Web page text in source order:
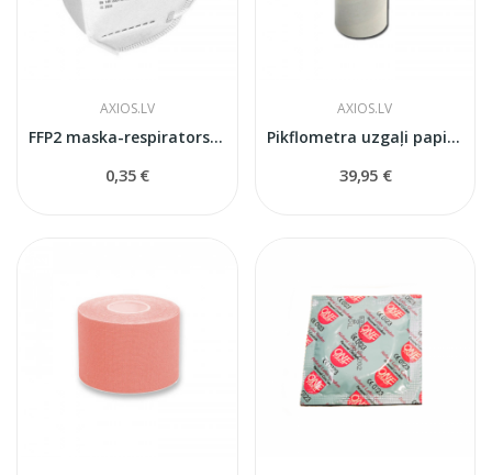
AXIOS.LV
FFP2 maska-respirators aizsargājoša (Balta)
0,35 €
AXIOS.LV
Pikflometra uzgaļi papira 100 gab.
39,95 €